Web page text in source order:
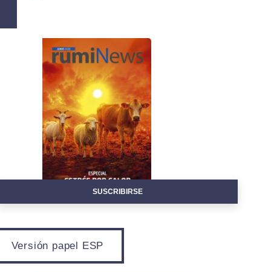
SUSCRIBIRSE
Versión papel ESP